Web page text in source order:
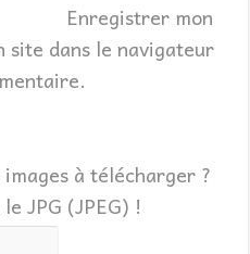
Enregistrer mon
site dans le navigateur
à télécharger ?
JPG (JPEG) !